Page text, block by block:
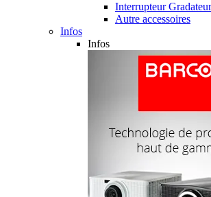
Interrupteur
Autre accessoires
Infos
Infos